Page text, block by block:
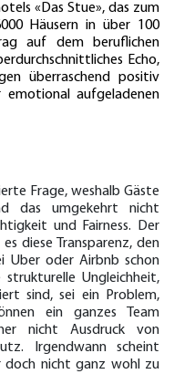
«Das Stue», das zum
Häusern in über 100
auf dem beruflichen
Echo,
überraschend positiv
aufgeladenen
Frage, weshalb Gäste
das umgekehrt nicht
und Fairness. Der
diese Transparenz, den
Uber oder Airbnb schon
Ungleichheit,
sind, sei ein Problem,
ein ganzes Team
nicht Ausdruck von
Irgendwann scheint
doch nicht ganz wohl zu